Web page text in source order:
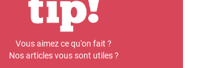
Vous aimez ce qu'on fait ?
Nos articles vous sont utiles ?